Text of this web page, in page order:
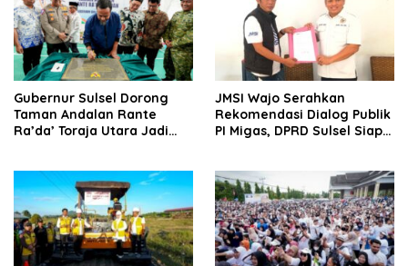
Gubernur Sulsel Dorong
Taman Andalan Rante
Ra’da’ Toraja Utara Jadi
JMSI Wajo Serahkan
Rekomendasi Dialog Publik
PI Migas, DPRD Sulsel Siap